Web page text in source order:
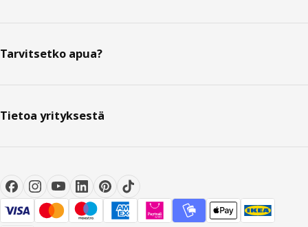
Tarvitsetko apua?
Tietoa yrityksestä